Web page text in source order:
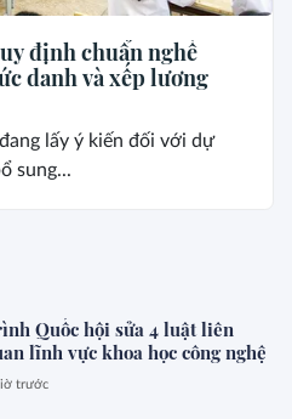
định chuẩn nghề
danh và xếp lương
lấy ý kiến đối với dự
sung...
Quốc hội sửa 4 luật liên
lĩnh vực khoa học công nghệ
trước